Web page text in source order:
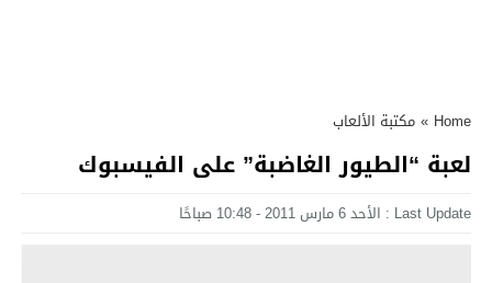
Home
» مكتبة الألعاب
لعبة “الطيور الغاضبة” على الفيسبوك
Last Update : الأحد 6 مارس 2011 - 10:48 صباحًا